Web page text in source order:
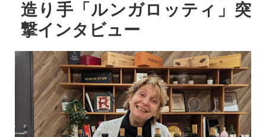
造り手「ルンガロッティ」突
撃インタビュー